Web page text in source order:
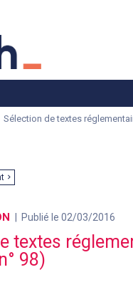
Sélection de textes
Publié le 02/03/2016
textes
98)